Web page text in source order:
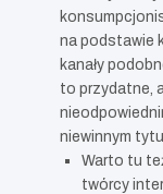
na podstawie
kanały
to przydatne,
niewinnym
Warto tu
twórcy